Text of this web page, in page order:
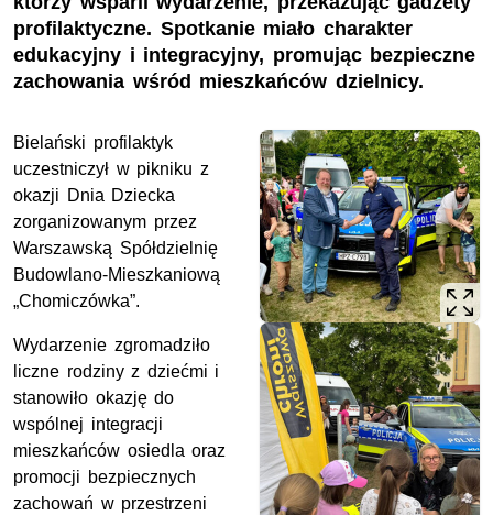
profilaktyczne. Spotkanie miało charakter
edukacyjny i integracyjny, promując bezpieczne
zachowania wśród mieszkańców dzielnicy.
Bielański profilaktyk
uczestniczył w pikniku z
okazji Dnia Dziecka
zorganizowanym przez
Warszawską Spółdzielnię
Budowlano-Mieszkaniową
„Chomiczówka”.
Wydarzenie zgromadziło
liczne rodziny z dziećmi i
stanowiło okazję do
wspólnej integracji
mieszkańców osiedla oraz
promocji bezpiecznych
zachowań w przestrzeni